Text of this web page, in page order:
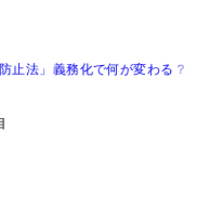
止法」義務化で何が変わる